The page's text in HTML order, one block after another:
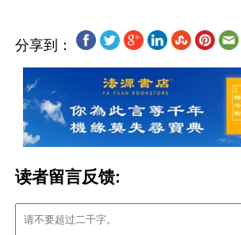
分享到：
读者留言反馈: